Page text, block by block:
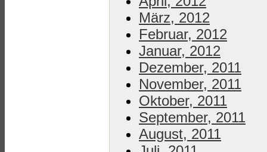
März, 2012
Februar, 2012
Januar, 2012
Dezember, 2011
November, 2011
Oktober, 2011
September, 2011
August, 2011